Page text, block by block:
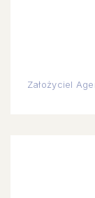
Założyciel